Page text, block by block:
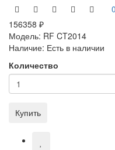
156358 ₽
Модель: RF CT2014
Наличие: Есть в наличии
Количество
Купить